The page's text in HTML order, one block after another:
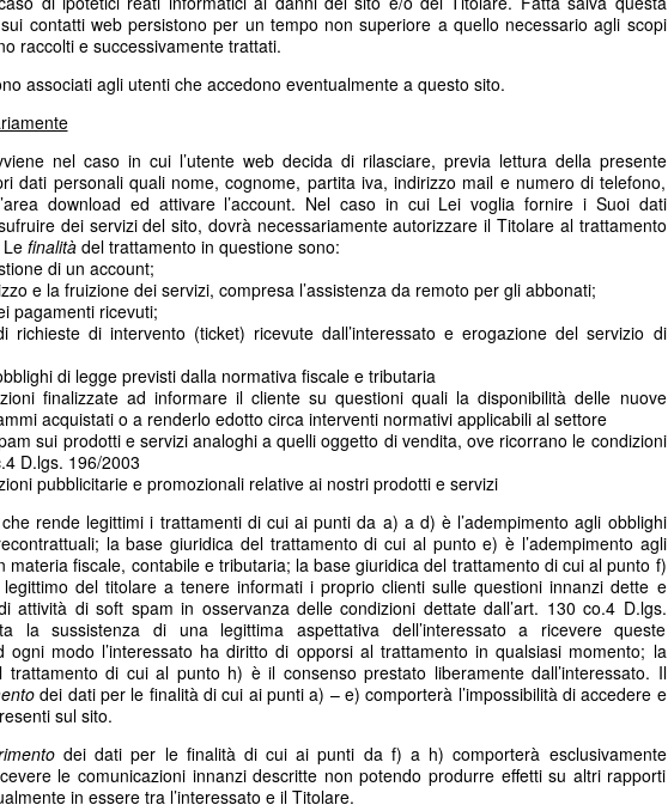
contatti web persistono per un tempo non superiore a quello necessario agli scopi
raccolti e successivamente trattati.
associati agli utenti che accedono eventualmente a questo sito.
nel caso in cui l’utente web decida di rilasciare, previa lettura della presente
dati personali quali nome, cognome, partita iva, indirizzo mail e numero di telefono,
download ed attivare l’account. Nel caso in cui Lei voglia fornire i Suoi dati
dei servizi del sito, dovrà necessariamente autorizzare il Titolare al trattamento
finalitàdel trattamento in questione sono:
di un account;
e la fruizione dei servizi, compresa l’assistenza da remoto per gli abbonati;
pagamenti ricevuti;
richieste di intervento (ticket) ricevute dall’interessato e erogazione del servizio di
di legge previsti dalla normativa fiscale e tributaria
finalizzate ad informare il cliente su questioni quali la disponibilità delle nuove
acquistati o a renderlo edotto circa interventi normativi applicabili al settore
sui prodotti e servizi analoghi a quelli oggetto di vendita, ove ricorrano le condizioni
D.lgs. 196/2003
pubblicitarie e promozionali relative ai nostri prodotti e servizi
rende legittimi i trattamenti di cui ai punti da a) a d) è l’adempimento agli obblighi
la base giuridica del trattamento di cui al punto e) è l’adempimento agli
materia fiscale, contabile e tributaria; la base giuridica del trattamento di cui al punto f)
del titolare a tenere informati i proprio clienti sulle questioni innanzi dette e
attività di soft spam in osservanza delle condizioni dettate dall’art. 130 co.4 D.lgs.
la sussistenza di una legittima aspettativa dell’interessato a ricevere queste
ogni modo l’interessato ha diritto di opporsi al trattamento in qualsiasi momento; la
trattamento di cui al punto h) è il consenso prestato liberamente dall’interessato. Il
dei dati per le finalità di cui ai punti a) – e) comporterà l’impossibilità di accedere e
sul sito.
dei dati per le finalità di cui ai punti da f) a h) comporterà esclusivamente
le comunicazioni innanzi descritte non potendo produrre effetti su altri rapporti
in essere tra l’interessato e il Titolare.